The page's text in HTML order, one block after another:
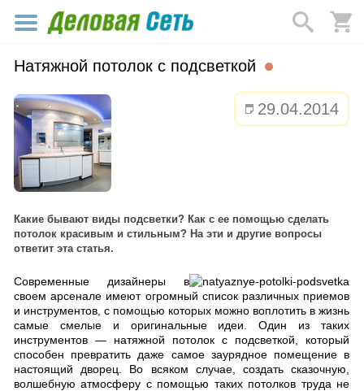
Натяжной потолок с подсветкой
29.04.2014
Какие бывают виды подсветки? Как с ее помощью сделать
потолок красивым и стильным? На эти и другие вопросы
ответит эта статья.
Современные дизайнеры в
своем арсенале имеют огромный список различных приемов
и инструментов, с помощью которых можно воплотить в жизнь
самые смелые и оригинальные идеи. Один из таких
инструментов — натяжной потолок с подсветкой, который
способен превратить даже самое заурядное помещение в
настоящий дворец. Во всяком случае, создать сказочную,
волшебную атмосферу с помощью таких потолков труда не